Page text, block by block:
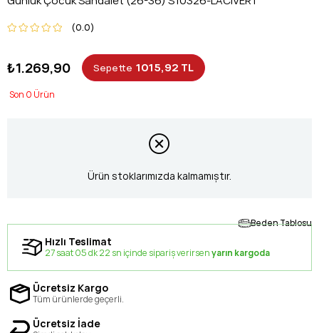
0.0
₺1.269,90 Sepette 1015,92 TL
0
Ürün stoklarımızda kalmamıştır.
Beden Tablosu
Hızlı Teslimat
27 saat 05 dk 22 sn içinde sipariş verirsenyarın kargoda
Ücretsiz Kargo
Tüm ürünlerde geçerli.
Ücretsiz İade